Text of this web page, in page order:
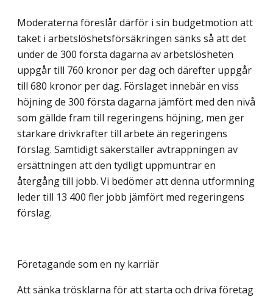
Moderaterna föreslår därför i sin budgetmotion att
taket i arbetslöshetsförsäkringen sänks så att det
under de 300 första dagarna av arbetslösheten
uppgår till 760 kronor per dag och därefter uppgår
till 680 kronor per dag. Förslaget innebär en viss
höjning de 300 första dagarna jämfört med den nivå
som gällde fram till regeringens höjning, men ger
starkare drivkrafter till arbete än regeringens
förslag. Samtidigt säkerställer avtrappningen av
ersättningen att den tydligt uppmuntrar en
återgång till jobb. Vi bedömer att denna utformning
leder till 13 400 fler jobb jämfört med regeringens
förslag.
Företagande som en ny karriär
Att sänka trösklarna för att starta och driva företag